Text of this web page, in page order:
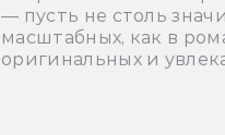
— пусть не столь
масштабных, как в
оригинальных и